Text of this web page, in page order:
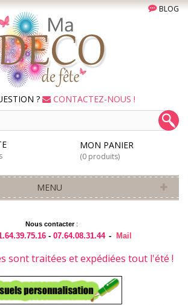
BLOG
? CONTACTEZ-NOUS !
MON PANIER
(0 produits)
MENU
Nous contacter:
-07.64.08.31.44 - Mail
sont traitées et expédiées tout l'été !